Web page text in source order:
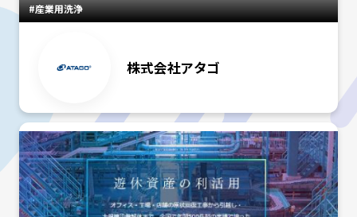
#産業用洗浄
株式会社アタゴ